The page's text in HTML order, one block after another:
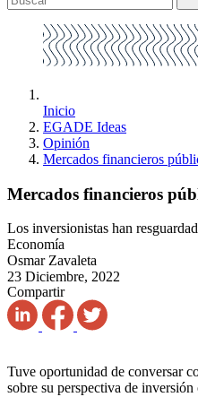
Inicio
EGADE Ideas
Opinión
Mercados financieros
Mercados financieros
Los inversionistas han
Economía
Osmar Zavaleta
23 Diciembre, 2022
Compartir
Tuve oportunidad de conversar
sobre su perspectiva de